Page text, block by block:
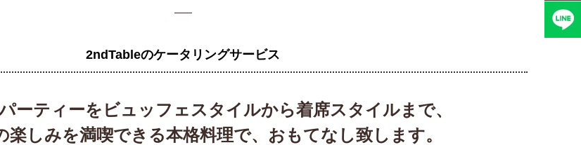
2ndTableのケータリングサービス
ーティーをビュッフェスタイルから着席スタイルまで、
楽しみを満喫できる本格料理で、おもてなし致します。